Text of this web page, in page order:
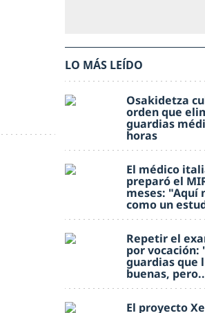
LO MÁS LEÍDO
Osakidetza
orden que
guardias
horas
El médico
preparó el
meses: "Aquí
como un
Repetir el
por vocación:
guardias que
buenas,
El proyecto